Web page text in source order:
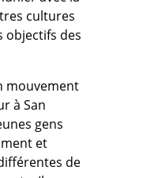
cultures
objectifs des
mouvement
à San
gens
et
de